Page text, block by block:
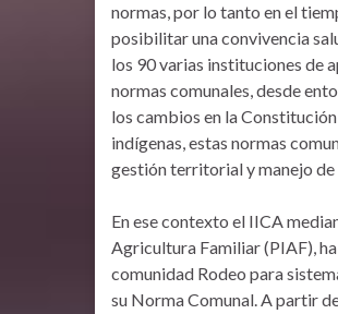
normas, por lo tanto en el
posibilitar una convivencia
los 90 varias instituciones de
normas comunales, desde
los cambios en la
indígenas, estas normas
gestión territorial y manejo
En ese contexto el IICA
Agricultura Familiar (PIAF),
comunidad Rodeo para
su Norma Comunal. A partir